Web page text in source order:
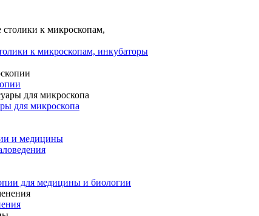
к микроскопам, инкубаторы
для микроскопа
и медицины
для медицины и биологии